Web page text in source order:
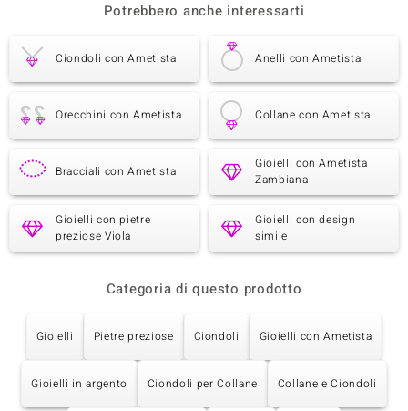
Potrebbero anche interessarti
Ciondoli con Ametista Anelli con Ametista
Orecchini con Ametista Collane con Ametista
Bracciali con Ametista
Gioielli con Ametista
Zambiana
Gioielli con pietre
preziose Viola
Gioielli con design
simile
Categoria di questo prodotto
Gioielli Pietre preziose Ciondoli Gioielli con Ametista
Gioielli in argento Ciondoli per Collane Collane e Ciondoli